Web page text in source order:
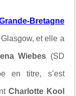
Bretagne
et elle a
Wiebes (SD
en titre, s’est
Charlotte Kool